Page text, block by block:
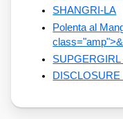
SHANGRI-LA
Polenta al